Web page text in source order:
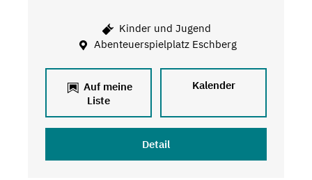
Kinder und Jugend
Abenteuerspielplatz Eschberg
Auf meine
Liste
Kalender
Detail